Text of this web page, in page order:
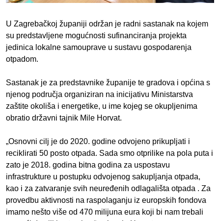
U Zagrebačkoj županiji održan je radni sastanak na kojem
su predstavljene mogućnosti sufinanciranja projekta
jedinica lokalne samouprave u sustavu gospodarenja
otpadom.
Sastanak je za predstavnike županije te gradova i općina s
njenog područja organiziran na inicijativu Ministarstva
zaštite okoliša i energetike, u ime kojeg se okupljenima
obratio državni tajnik Mile Horvat.
„Osnovni cilj je do 2020. godine odvojeno prikupljati i
reciklirati 50 posto otpada. Sada smo otprilike na pola puta i
zato je 2018. godina bitna godina za uspostavu
infrastrukture u postupku odvojenog sakupljanja otpada,
kao i za zatvaranje svih neuređenih odlagališta otpada . Za
provedbu aktivnosti na raspolaganju iz europskih fondova
imamo nešto više od 470 milijuna eura koji bi nam trebali